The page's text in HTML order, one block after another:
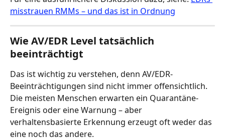
misstrauen RMMs – und das ist in Ordnung
Wie AV/EDR Level tatsächlich
beeinträchtigt
Das ist wichtig zu verstehen, denn AV/EDR-
Beeinträchtigungen sind nicht immer offensichtlich.
Die meisten Menschen erwarten ein Quarantäne-
Ereignis oder eine Warnung – aber
verhaltensbasierte Erkennung erzeugt oft weder das
eine noch das andere.